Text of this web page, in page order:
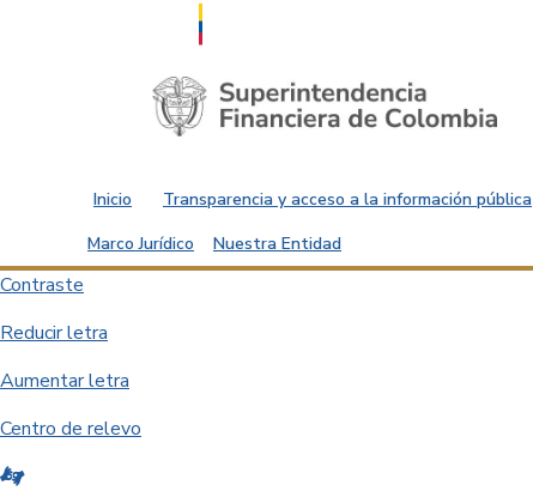
Saltar al contenido principal
Inicio Transparencia y acceso a la información pública
Marco Jurídico
Nuestra Entidad
Contraste
Reducir letra
Aumentar letra
Centro de relevo